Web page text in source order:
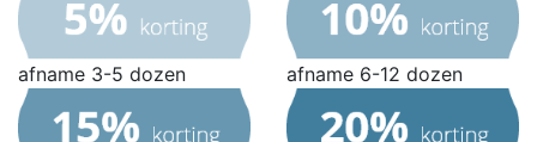
afname 3-5 dozen afname 6-12 dozen